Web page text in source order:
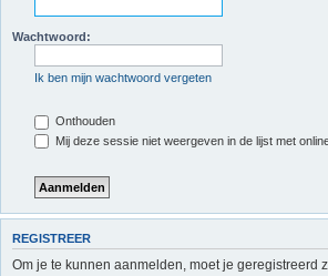
Wachtwoord:
Ik ben mijn wachtwoord vergeten
Onthouden
Mij deze sessie niet weergeven in de lijst met
REGISTREER
Om je te kunnen aanmelden, moet je geregistreerd